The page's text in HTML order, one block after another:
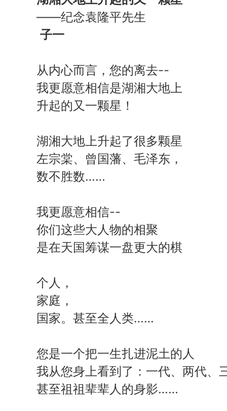
——纪念袁隆平先生
子一
从内心而言，您的离去--
我更愿意相信是湖湘大地上
升起的又一颗星！
湖湘大地上升起了很多颗星
左宗棠、曾国藩、毛泽东，
数不胜数……
我更愿意相信--
你们这些大人物的相聚
是在天国筹谋一盘更大的棋
个人，
家庭，
国家。甚至全人类……
您是一个把一生扎进泥土的人
我从您身上看到了：一代、两代、
甚至祖祖辈辈人的身影……